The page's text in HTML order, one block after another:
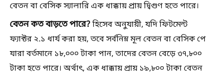
বেতন বা বেসিক স্যালারি এক ধাক্কায় প্রায় দ্বিগুণ হতে পারে।
বেতন কত বাড়তে পারে?হিসেব অনুযায়ী, যদি ফিটমেন্ট
ফ্যাক্টর ২.১ ধার্য করা হয়, তবে সর্বনিম্ন মূল বেতন বা বেসিক পে
যারা বর্তমানে ১৮,০০০ টাকা পান, তাদের বেতন বেড়ে ৩৭,৮০০
টাকা হতে পারে। অর্থাৎ, এক ধাক্কায় প্রায় ১৯,৮০০ টাকা বেতন